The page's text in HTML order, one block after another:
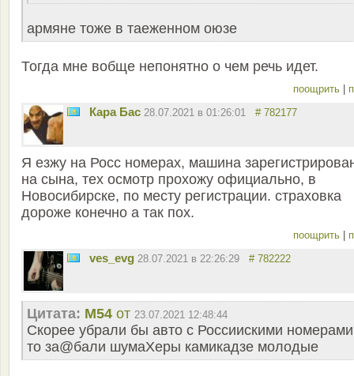
армяне тоже в таеженном оюзе
Тогда мне вобще непонятно о чем речь идет.
поощрить
Кара Бас 28.07.2021 в 01:26:01 # 782177
Я езжу на Росс номерах, машина
на сына, тех осмотр прохожу официально, в
Новосибирске, по месту регистрации. страховка
дороже конечно а так пох.
поощрить
ves_evg 28.07.2021 в 22:26:29 # 782222
Цитата: M54 от 23.07.2021 12:48:44
Скорее убрали бы авто с Россиискими
то за@бали шумаХеры камикадзе молодые